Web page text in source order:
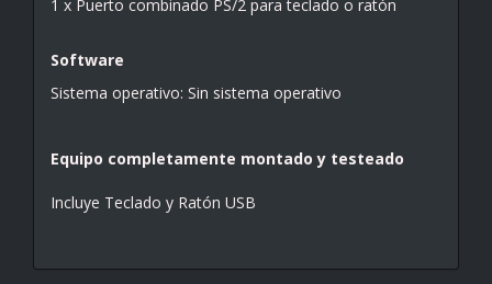
1 x Puerto combinado PS/2 para teclado o ratón
Software
Sistema operativo: Sin sistema operativo
Equipo completamente montado y testeado
Incluye Teclado y Ratón USB